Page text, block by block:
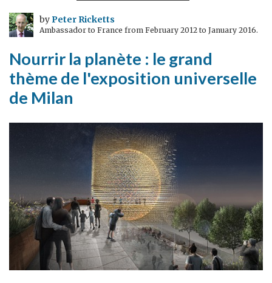
ans,
l'évacuation
Dunkerque
byPeter Ricketts
Ambassador to France from February 2012 to January 2016.
Nourrir la planète : le grand
thème de l'exposition universelle
de Milan